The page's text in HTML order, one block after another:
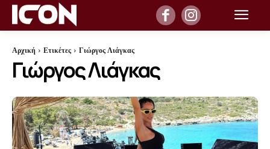
Αρχική Ετικέτες Γιώργος Λιάγκας
Γιώργος Λιάγκας